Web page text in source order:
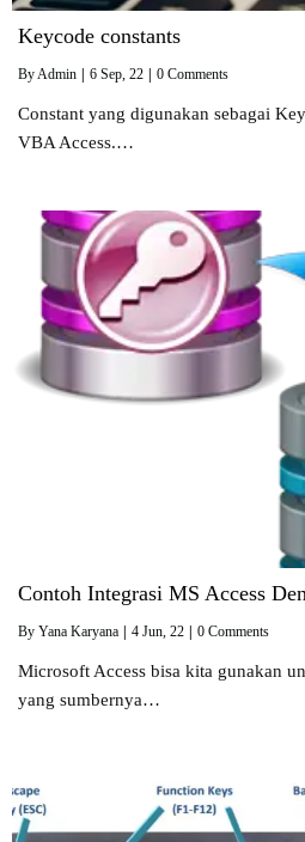
Keycode constants
By Admin | 6 Sep, 22 | 0 Comments
Constant yang digunakan sebagai
VBA Access.…
Contoh Integrasi MS Access
By Yana Karyana 4 Jun, 22 0 Comments
Microsoft Access bisa kita gunakan
yang sumbernya…